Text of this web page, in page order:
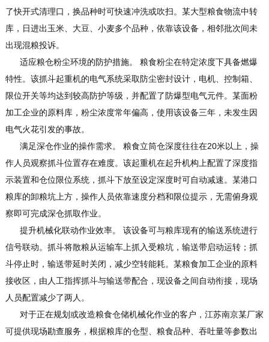
了快开式清理口，换品种时可快速冲洗或吹扫。某大型粮食物流中转
库，日进出玉米、大豆、小麦多个品种，依靠该设备，相邻批次间未
出现混粮投诉。
适应粮仓粉尘环境的防护措施。 粮食粉尘在特定浓度下具备燃爆
特性。该抓斗起重机的电气系统采取防尘密封设计，电机、控制箱、
限位开关等均达到较高防护等级，并配置了防爆型电气元件。某面粉
加工企业的原料库，粉尘浓度常年偏高，使用该设备三年，未发生因
电气火花引发的事故。
满足深仓作业的操作需求。 粮食立筒仓深度往往在20米以上，操
作人员观察抓斗位置存在难度。该起重机在起升机构上配置了深度指
示装置和仓位限位系统，抓斗下放至设定深度时可自动减速。某港口
粮库的卸粮坑上方，操作人员依靠速度分档和限位提示，无需俯身观
察即可完成深仓抓取作业。
提升机械化联动作业效率。 该设备可与粮库现有的输送系统进行
信号联动。抓斗将散粮从运输车上抓入受粮坑，输送带启动运转；抓
斗停止时，输送带延时关闭，减少空转能耗。某粮食加工企业的原料
接收区，由人工指挥抓斗与输送带配合，现设备之间自动衔接，现场
人员配置减少了两人。
对于正在规划或改造粮食仓储机械化作业的客户，江苏南京某厂家
可提供现场勘查服务，根据粮库的仓型、粮食品种、吞吐量等参数出